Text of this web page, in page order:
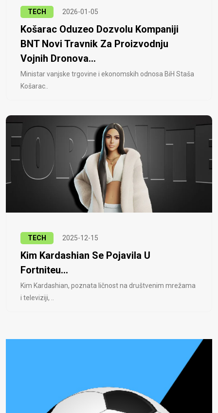
TECH 2026-01-05
Košarac Oduzeo Dozvolu Kompaniji
BNT Novi Travnik Za Proizvodnju
Vojnih Dronova...
Ministar vanjske trgovine i ekonomskih odnosa BiH Staša
Košarac..
TECH 2025-12-15
Kim Kardashian Se Pojavila U
Fortniteu...
Kim Kardashian, poznata ličnost na društvenim mrežama
i televiziji, ..